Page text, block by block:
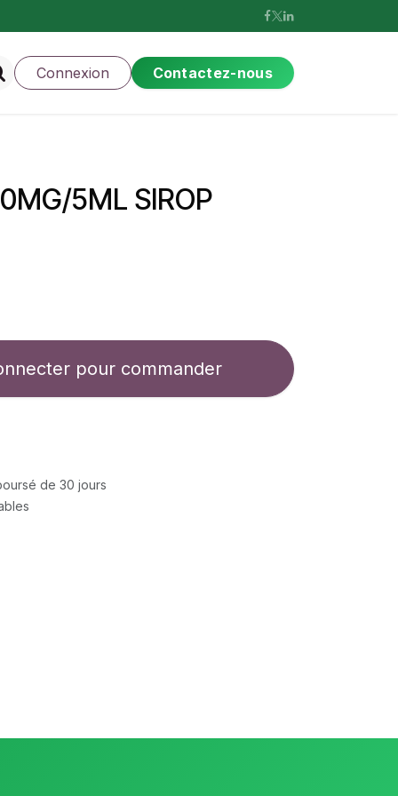
Connexion Contactez-nous
5ML SIROP
pour commander
de 30 jours